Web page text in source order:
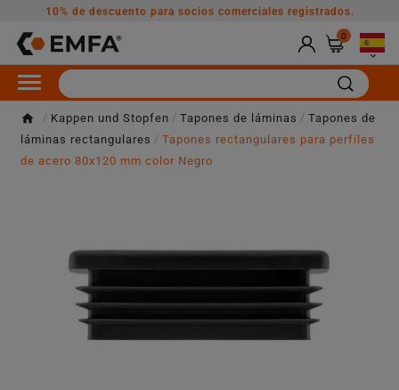
10% de descuento para socios comerciales registrados.
0

Kappen und Stopfen Tapones de láminas
Tapones de
láminas rectangulares
Tapones rectangulares para perfiles
de acero 80x120 mm color Negro